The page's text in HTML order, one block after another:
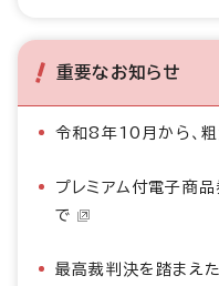
重要なお知らせ
令和8年10月から、
プレミアム付電子商
で
最高裁判決を踏まえ